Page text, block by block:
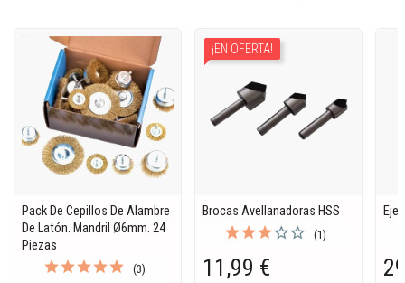
Pack De Cepillos De Alambre
De Latón. Mandril Ø6mm. 24
Piezas
(3)
Brocas Avellanadoras HSS
(1)
11,99 €
¡EN OFERTA!
Eje